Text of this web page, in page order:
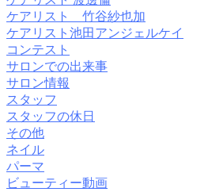
ケアリスト 竹谷紗也加
ケアリスト池田アンジェルケイ
コンテスト
サロンでの出来事
サロン情報
スタッフ
スタッフの休日
その他
ネイル
パーマ
ビューティー動画